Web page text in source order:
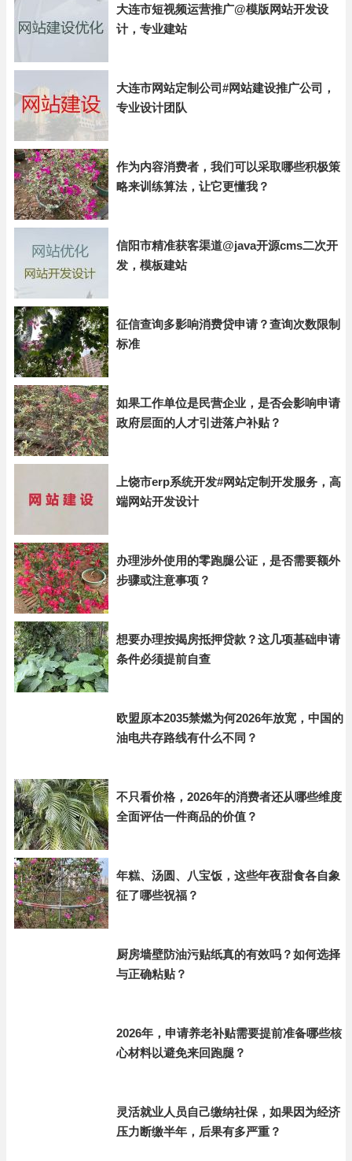
大连市短视频运营推广@模版网站开发设
计，专业建站
大连市网站定制公司#网站建设推广公司，
专业设计团队
作为内容消费者，我们可以采取哪些积极策
略来训练算法，让它更懂我？
信阳市精准获客渠道@java开源cms二次开
发，模板建站
征信查询多影响消费贷申请？查询次数限制
标准
如果工作单位是民营企业，是否会影响申请
政府层面的人才引进落户补贴？
上饶市erp系统开发#网站定制开发服务，高
端网站开发设计
办理涉外使用的零跑腿公证，是否需要额外
步骤或注意事项？
想要办理按揭房抵押贷款？这几项基础申请
条件必须提前自查
欧盟原本2035禁燃为何2026年放宽，中国的
油电共存路线有什么不同？
不只看价格，2026年的消费者还从哪些维度
全面评估一件商品的价值？
年糕、汤圆、八宝饭，这些年夜甜食各自象
征了哪些祝福？
厨房墙壁防油污贴纸真的有效吗？如何选择
与正确粘贴？
2026年，申请养老补贴需要提前准备哪些核
心材料以避免来回跑腿？
灵活就业人员自己缴纳社保，如果因为经济
压力断缴半年，后果有多严重？